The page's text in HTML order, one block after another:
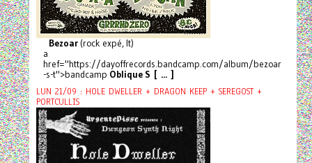
Bezoar(rock expé, It)
a
href="https://dayoffrecords.bandcamp.com/album/bezoar
-s-t">bandcamp Oblique S [ ... ]
LUN 21/09 : HOLE DWELLER + DRAGON KEEP + SEREGOST +
PORTCULLIS